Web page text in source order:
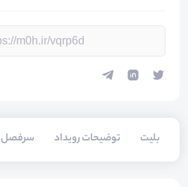
بلیت‌ توضیحات رویداد سرفصل